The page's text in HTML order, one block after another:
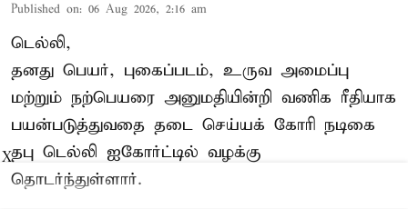
Published on: 06 Aug 2026, 2:16 am
டெல்லி,
தனது பெயர், புகைப்படம், உருவ அமைப்பு
மற்றும் நற்பெயரை அனுமதியின்றி வணிக ரீதியாக
பயன்படுத்துவதை தடை செய்யக் கோரி நடிகை
தபு டெல்லி ஐகோர்ட்டில் வழக்கு
தொடர்ந்துள்ளார்.
X